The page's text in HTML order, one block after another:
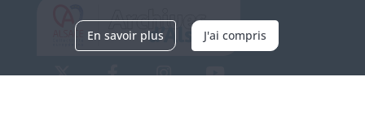
En savoir plus J'ai compris